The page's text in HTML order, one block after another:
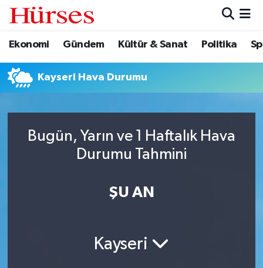
Ekonomi Gündem Kültür & Sanat Politika
Kayseri Hava Durumu
Bugün, Yarın ve 1 Haftalık Hava
Durumu Tahmini
ŞU AN
Kayseri
Ekonomi
Gündem
Politika
Hava Durumu
Trafik Durumu
Tüm Manşetler